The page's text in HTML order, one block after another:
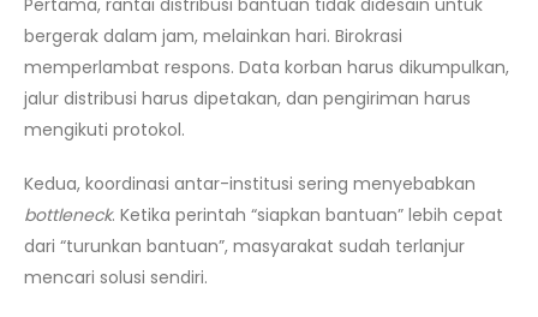
bergerak dalam jam, melainkan hari. Birokrasi
memperlambat respons. Data korban harus dikumpulkan,
jalur distribusi harus dipetakan, dan pengiriman harus
mengikuti protokol.
Kedua, koordinasi antar-institusi sering menyebabkan
bottleneck. Ketika perintah “siapkan bantuan” lebih cepat
dari “turunkan bantuan”, masyarakat sudah terlanjur
mencari solusi sendiri.